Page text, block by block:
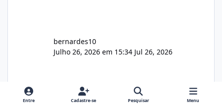
bernardes10
Julho 26, 2026 em 15:34 Jul 26, 2026
Entre Cadastre-se Pesquisar Menu